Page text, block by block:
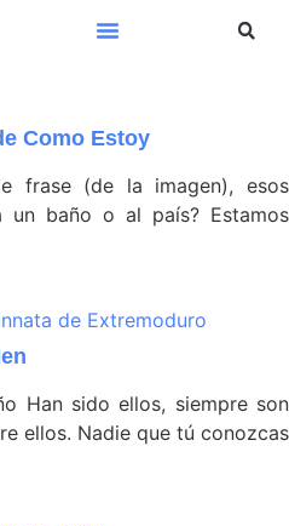
Como Estoy
frase (de la imagen), esos
un baño o al país? Estamos
Han sido ellos, siempre son
ellos. Nadie que tú conozcas